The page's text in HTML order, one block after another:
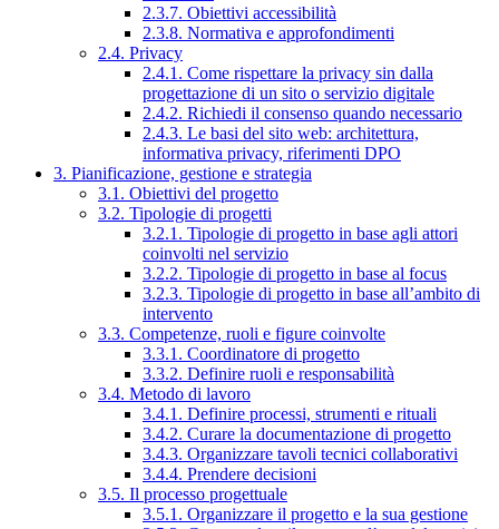
2.3.7. Obiettivi accessibilità
2.3.8. Normativa e approfondimenti
2.4. Privacy
2.4.1. Come rispettare la privacy sin dalla
progettazione di un sito o servizio digitale
2.4.2. Richiedi il consenso quando necessario
2.4.3. Le basi del sito web: architettura,
informativa privacy, riferimenti DPO
3. Pianificazione, gestione e strategia
3.1. Obiettivi del progetto
3.2. Tipologie di progetti
3.2.1. Tipologie di progetto in base agli attori
coinvolti nel servizio
3.2.2. Tipologie di progetto in base al focus
3.2.3. Tipologie di progetto in base all’ambito di
intervento
3.3. Competenze, ruoli e figure coinvolte
3.3.1. Coordinatore di progetto
3.3.2. Definire ruoli e responsabilità
3.4. Metodo di lavoro
3.4.1. Definire processi, strumenti e rituali
3.4.2. Curare la documentazione di progetto
3.4.3. Organizzare tavoli tecnici collaborativi
3.4.4. Prendere decisioni
3.5. Il processo progettuale
3.5.1. Organizzare il progetto e la sua gestione